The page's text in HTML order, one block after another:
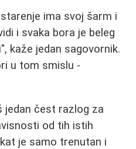
ima svoj šarm i
i svaka bora je beleg
kaže jedan sagovornik.
u tom smislu -
jedan čest razlog za
od tih istih
je samo trenutan i